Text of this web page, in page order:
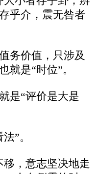
乎介，震无咎者
务价值，只涉及
是“时位”。
是“评价是大是
”。
，意志坚决地走